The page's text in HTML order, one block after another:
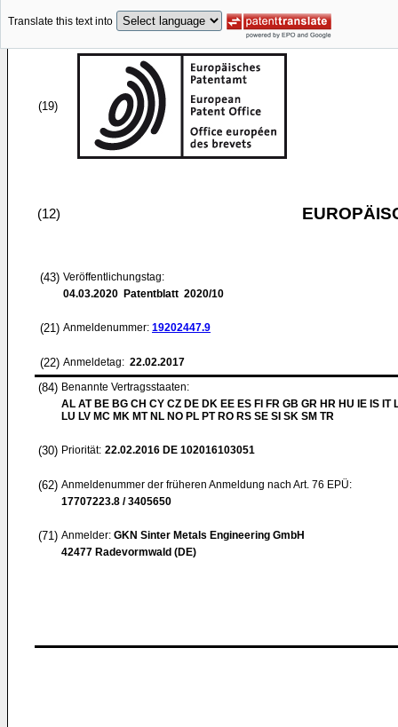
Translate this text into
(19)
(12)
(43) Veröffentlichungstag:
04.03.2020 Patentblatt 2020/10
(21) Anmeldenummer: 19202447.9
(22) Anmeldetag: 22.02.2017
(84) Benannte Vertragsstaaten:
AL AT BE BG CH CY CZ DE DK EE ES FI FR GB GR HR HU IE IS IT
LU LV MC MK MT NL NO PL PT RO RS SE SI SK SM TR
(30) Priorität: 22.02.2016 DE 102016103051
(62) Anmeldenummer der früheren Anmeldung nach Art. 76 EPÜ:
17707223.8 / 3405650
(71) Anmelder: GKN Sinter Metals Engineering GmbH
42477 Radevormwald (DE)